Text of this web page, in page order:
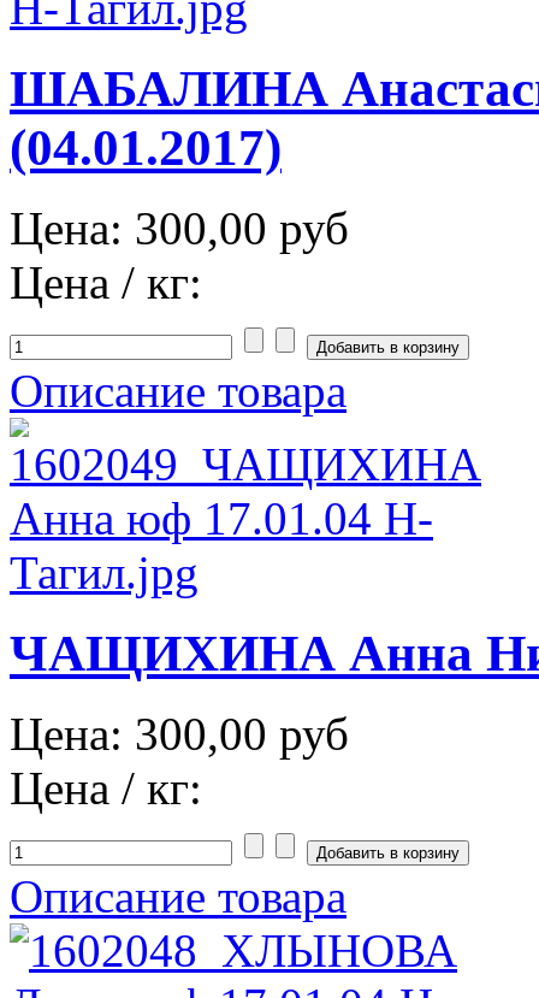
ШАБАЛИНА
(04.01.2017)
Цена: 300,00 руб
Цена / кг:
Описание товара
ЧАЩИХИНА Анна
Цена: 300,00 руб
Цена / кг:
Описание товара